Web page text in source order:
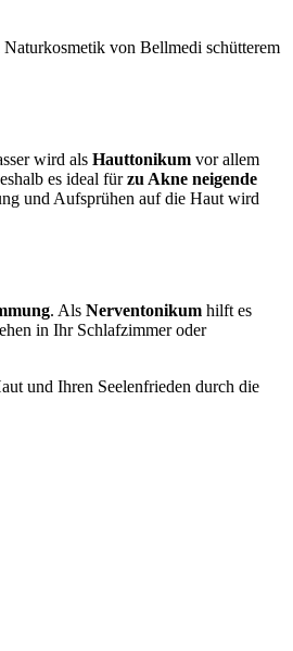
von Bellmedi schütterem
wird als Hauttonikum vor allem
es ideal fürzu Akne neigende
und Aufsprühen auf die Haut wird
. Als Nerventonikum hilft es
in Ihr Schlafzimmer oder
und Ihren Seelenfrieden durch die